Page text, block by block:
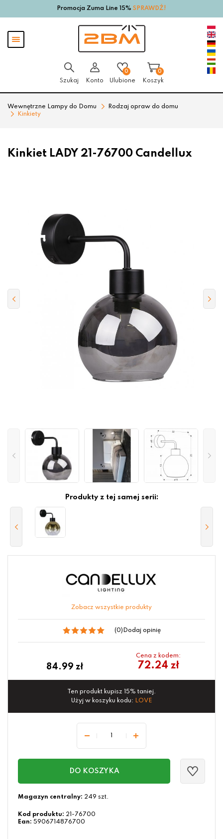
Przejdź
głównego
Przejdź
menu
stopce
Promocja Zuma Line 15% SPRAWDŹ!
Pokaż
menu
Szukaj Konto
0
Ulubione
0
Koszyk
Wewnętrzne Lampy do Domu
Rodzaj opraw do domu
Kinkiety
Kinkiet LADY 21-76700 Candellux
Produkty z tej samej serii:
Zobacz wszystkie produkty
(0) Dodaj opinię
Cena z kodem:
72.24 zł
84.99 zł
Ten produkt kupisz 15% taniej.
Użyj w koszyku kodu: LOVE
DO KOSZYKA
Magazyn centralny: 249 szt.
Kod produktu: 21-76700
Ean: 5906714876700